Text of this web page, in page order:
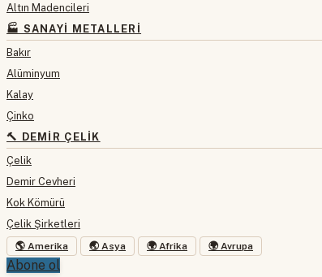
Altın Madencileri
🏭 SANAYI METALLERI
Bakır
Alüminyum
Kalay
Çinko
🔨 DEMIR ÇELIK
Çelik
Demir Cevheri
Kok Kömürü
Çelik Şirketleri
🌎 Amerika 🌏 Asya 🌍 Afrika 🌍 Avrupa
Abone ol